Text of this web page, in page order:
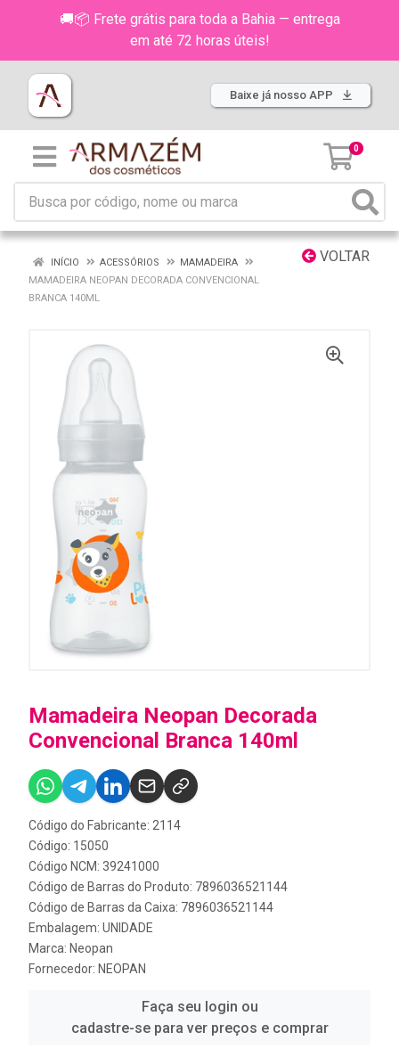
🚚📦 Frete grátis para toda a Bahia — entrega
em até 72 horas úteis!
Baixe já nosso APP
0
VOLTAR
INÍCIO ACESSÓRIOS
MAMADEIRA
MAMADEIRA NEOPAN DECORADA CONVENCIONAL
BRANCA 140ML
Mamadeira Neopan Decorada
Convencional Branca 140ml
Código do Fabricante: 2114
Código: 15050
Código NCM: 39241000
Código de Barras do Produto: 7896036521144
Código de Barras da Caixa: 7896036521144
Embalagem: UNIDADE
Marca: Neopan
Fornecedor: NEOPAN
Faça seu login ou
cadastre-se para ver preços e comprar